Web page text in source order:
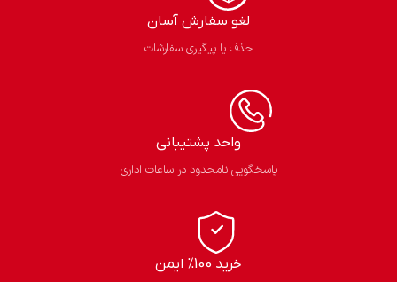
لغو سفارش آسان​
حذف یا پیگیری سفارشات
واحد پشتیبانی
پاسخگویی نامحدود در ساعات اداری
خرید 100% ایمن